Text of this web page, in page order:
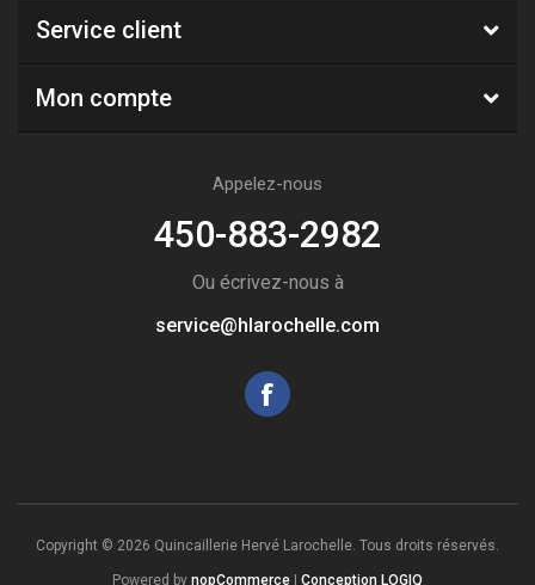
Service client
Mon compte
Appelez-nous
450-883-2982
Ou écrivez-nous à
service@hlarochelle.com
Copyright © 2026 Quincaillerie Hervé Larochelle. Tous droits réservés.
Powered by nopCommerce Conception LOGIQ